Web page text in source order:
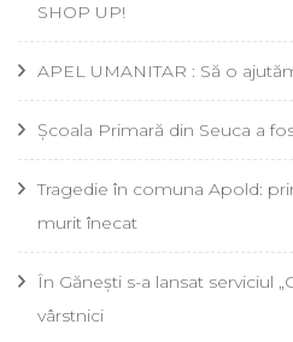
SHOP UP!
APEL UMANITAR : Să o
Școala Primară din Seuca a
Tragedie în comuna Apold:
murit înecat
În Gănești s-a lansat serviciul
vârstnici